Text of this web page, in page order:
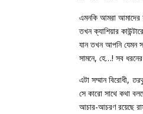
এমনকি আমরা আমাদের
তখন ক্যাশিয়ার
যান তখন আপনি যেমন
সামনে, হে…! সব
এটা সম্মান বিরোধী,
সে কারো সাথে কথা
আচার-আচরণ রয়েছে